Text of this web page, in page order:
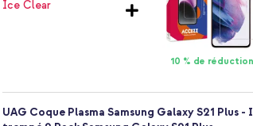
10 % de réduction
UAG Coque Plasma Samsung Galaxy S21